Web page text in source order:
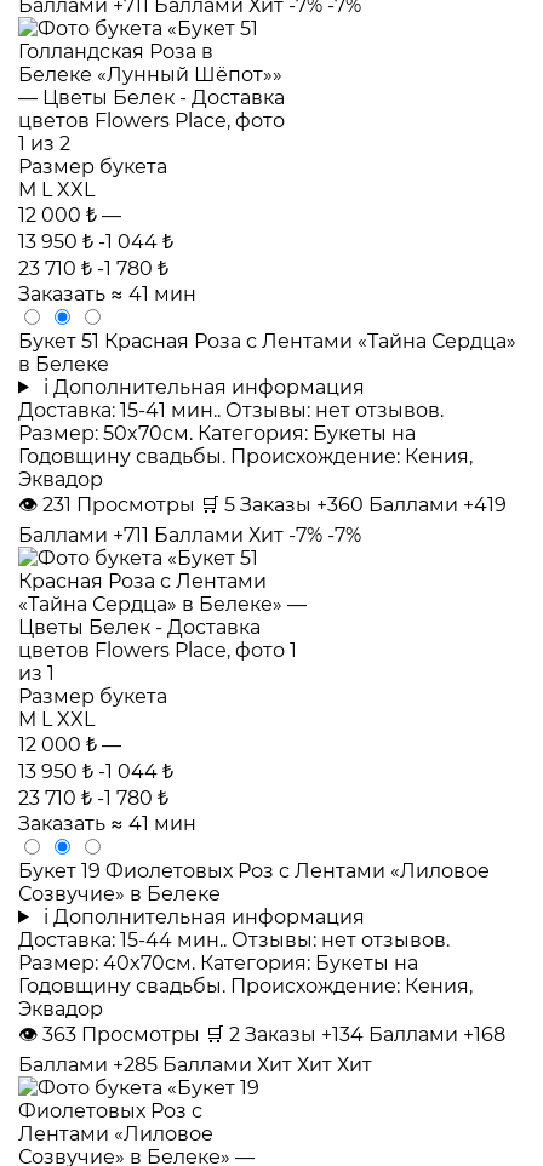
Баллами +711 Баллами Хит -7% -7%
Размер букета
M L XXL
12 000 ₺ —
13 950 ₺ -1 044 ₺
23 710 ₺ -1 780 ₺
Заказать ≈ 41 мин
Букет 51 Красная Роза с Лентами «Тайна Сердца»
в Белеке
i Дополнительная информация
Доставка: 15-41 мин.. Отзывы: нет отзывов.
Размер: 50x70см. Категория: Букеты на
Годовщину свадьбы. Происхождение: Кения,
Эквадор
👁 231 Просмотры 🛒 5 Заказы +360 Баллами +419
Баллами +711 Баллами Хит -7% -7%
Размер букета
M L XXL
12 000 ₺ —
13 950 ₺ -1 044 ₺
23 710 ₺ -1 780 ₺
Заказать ≈ 41 мин
Букет 19 Фиолетовых Роз с Лентами «Лиловое
Созвучие» в Белеке
i Дополнительная информация
Доставка: 15-44 мин.. Отзывы: нет отзывов.
Размер: 40x70см. Категория: Букеты на
Годовщину свадьбы. Происхождение: Кения,
Эквадор
👁 363 Просмотры 🛒 2 Заказы +134 Баллами +168
Баллами +285 Баллами Хит Хит Хит